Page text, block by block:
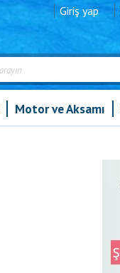
Giriş yap
Motor ve Aksamı